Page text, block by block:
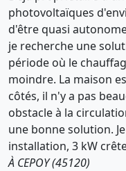
photovoltaïques
d'être quasi
je recherche une
période où le
moindre. La maison
côtés, il n'y a pas
obstacle à la
une bonne solution.
installation, 3 kW
À CEPOY (45120)